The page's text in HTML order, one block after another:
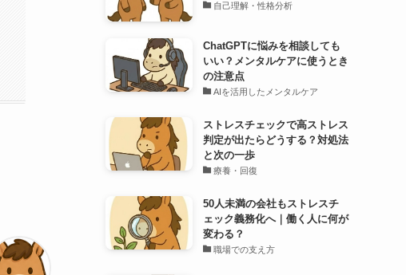
自己理解・性格分析
ChatGPTに悩みを相談しても
いい？メンタルケアに使うとき
の注意点
AIを活用したメンタルケア
ストレスチェックで高ストレス
判定が出たらどうする？対処法
と次の一歩
療養・回復
50人未満の会社もストレスチ
ェック義務化へ｜働く人に何が
変わる？
職場での支え方